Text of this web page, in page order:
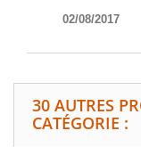
02/08/2017
30 AUTRES
CATÉGORIE :